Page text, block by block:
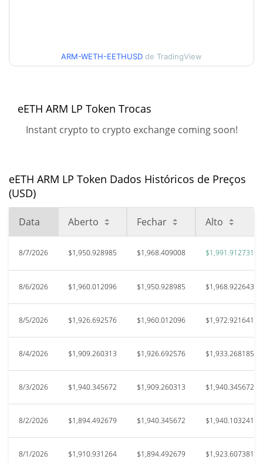
Máxima de todos os
tempos
$3,655.23
46.14%
Baixa de todos os tempos
ARM-WETH-EETHUSD de TradingView
eETH ARM LP Token Trocas
Instant crypto to crypto exchange coming soon!
eETH ARM LP Token Dados Históricos de Preços
(USD)
Data Aberto Fechar Alto
8/7/2026 $1,950.928985 $1,968.409008 $1,991.912731
8/6/2026 $1,960.012096 $1,950.928985 $1,968.922643
8/5/2026 $1,926.692576 $1,960.012096 $1,972.921641
8/4/2026 $1,909.260313 $1,926.692576 $1,933.268185
8/3/2026 $1,940.345672 $1,909.260313 $1,940.345672
8/2/2026 $1,894.492679 $1,940.345672 $1,940.103241
8/1/2026 $1,910.931264 $1,894.492679 $1,923.607381